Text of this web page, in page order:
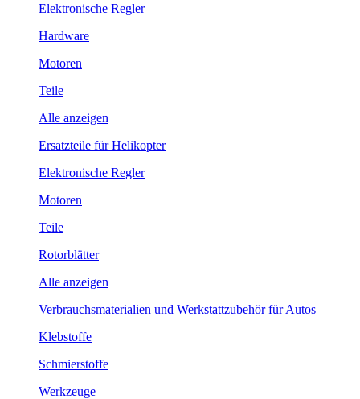
Elektronische Regler
Hardware
Motoren
Teile
Alle anzeigen
Ersatzteile für Helikopter
Elektronische Regler
Motoren
Teile
Rotorblätter
Alle anzeigen
Verbrauchsmaterialien und Werkstattzubehör für Autos
Klebstoffe
Schmierstoffe
Werkzeuge